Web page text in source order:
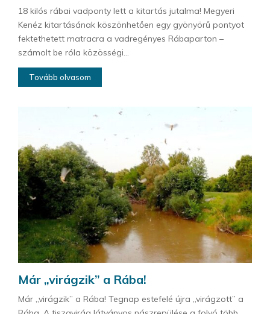
18 kilós rábai vadponty lett a kitartás jutalma! Megyeri
Kenéz kitartásának köszönhetően egy gyönyörű pontyot
fektethetett matracra a vadregényes Rábaparton –
számolt be róla közösségi...
Tovább olvasom
Már „virágzik” a Rába!
Már „virágzik” a Rába! Tegnap estefelé újra „virágzott” a